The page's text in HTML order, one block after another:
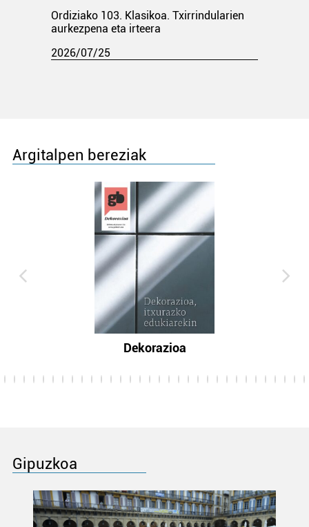
Ordiziako 103. Klasikoa. Txirrindularien
aurkezpena eta irteera
2026/07/25
Argitalpen bereziak
Dekorazioa
Gipuzkoa